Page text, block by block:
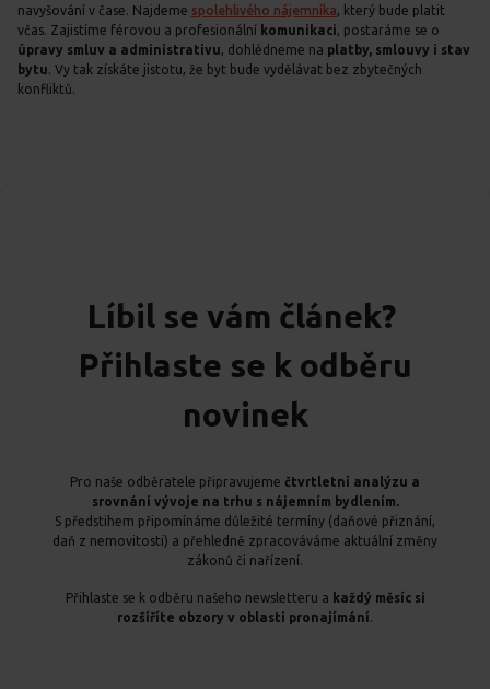
navyšování v čase. Najdeme spolehlivého nájemníka, který bude platit
včas. Zajistíme férovou a profesionální komunikaci, postaráme se o
úpravy smluv a administrativu, dohlédneme na platby, smlouvy i stav
bytu. Vy tak získáte jistotu, že byt bude vydělávat bez zbytečných
konfliktů.
Líbil se vám článek?
Přihlaste se k odběru
novinek
Pro naše odběratele připravujeme čtvrtletní analýzu a
srovnání vývoje na trhu s nájemním bydlením.
S předstihem připomínáme důležité termíny (daňové přiznání,
daň z nemovitosti) a přehledně zpracováváme aktuální změny
zákonů či nařízení.
Přihlaste se k odběru našeho newsletteru a každý měsíc si
rozšíříte obzory v oblasti pronajímání.